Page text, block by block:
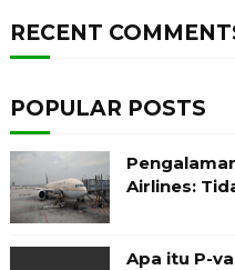
RECENT
POPULAR POSTS
Airlines:
Apa itu P-